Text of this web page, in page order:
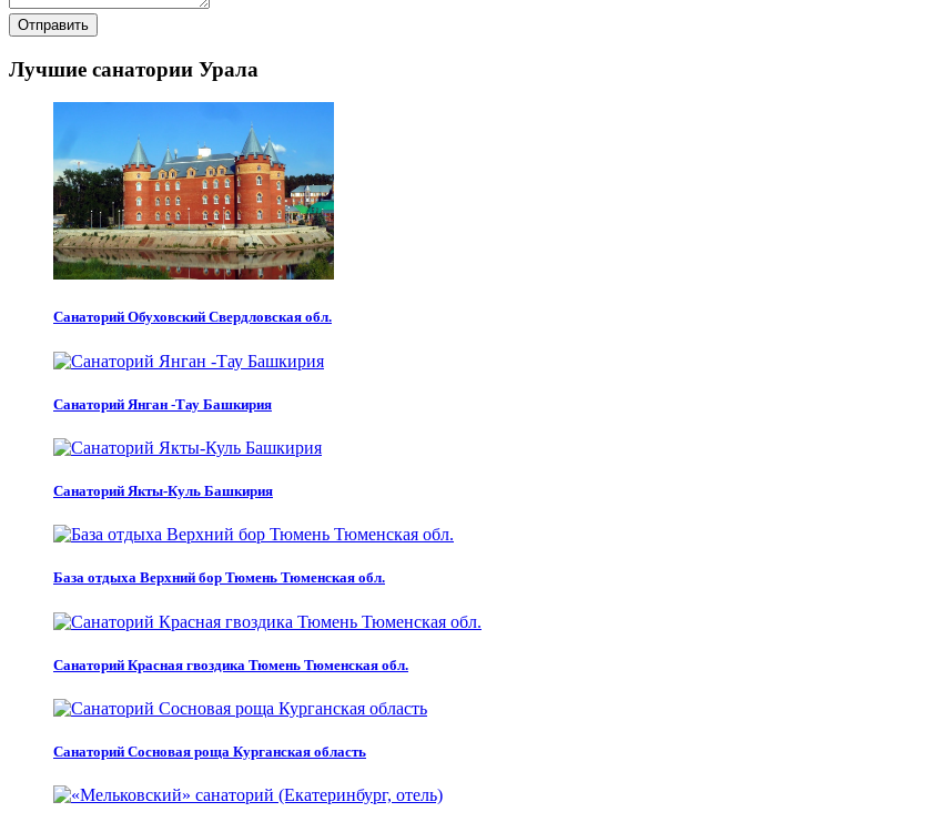
Отправить
Лучшие санатории Урала
Санаторий Обуховский Свердловская обл.
Санаторий Янган -Тау Башкирия
Санаторий Якты-Куль Башкирия
База отдыха Верхний бор Тюмень Тюменская обл.
Санаторий Красная гвоздика Тюмень Тюменская обл.
Санаторий Сосновая роща Курганская область